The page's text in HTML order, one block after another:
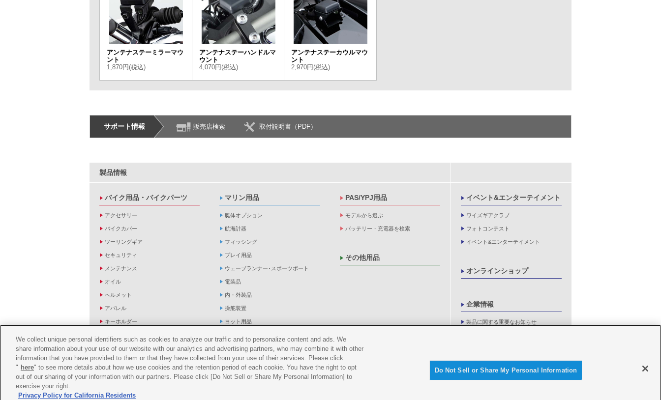
アンテナステーミラーマウ
ント
1,870円(税込)
アンテナステーハンドルマ
ウント
4,070円(税込)
アンテナステーカウルマウ
ント
2,970円(税込)
サポート情報 販売店検索 取付説明書（PDF）
製品情報
バイク用品・バイクパーツ
アクセサリー
バイクカバー
ツーリングギア
セキュリティ
メンテナンス
オイル
ヘルメット
アパレル
キーホルダー
バイク雑貨
YZF R1/R6レーシングキットパーツ
マリン用品
艇体オプション
航海計器
フィッシング
プレイ用品
ウェーブランナー･スポーツボート
電装品
内・外装品
操舵装置
ヨット用品
救命品・検査品
メンテナンス
アパレル
PAS/YPJ用品
モデルから選ぶ
バッテリー・充電器を検索
その他用品
イベント&エンターテイメント
ワイズギアクラブ
フォトコンテスト
イベント&エンターテイメント
オンラインショップ
企業情報
製品に関する重要なお知らせ
We collect unique personal identifiers such as cookies to analyze our traffic and to personalize content and ads. We
share information about your use of our website with our analytics and advertising partners, who may combine it with other
information that you have provided to them or that they have collected from your use of their services. Please click
" here" to see more details about how we use cookies and the retention period of each cookie. You have the right to opt
out of our sharing of your information with our partners. Please click [Do Not Sell or Share My Personal Information] to
exercise your right.
Privacy Policy for California Residents
Do Not Sell or Share My Personal Information